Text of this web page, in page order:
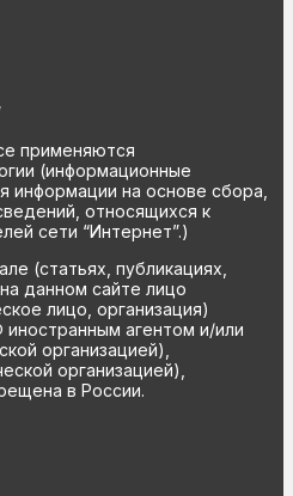
применяются
(информационные
информации на основе сбора,
относящихся к
сети “Интернет”.)
(статьях, публикациях,
данном сайте лицо
лицо, организация)
агентом и/или
организацией),
организацией),
в России.